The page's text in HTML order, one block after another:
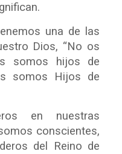
una de las
Dios, “No os
somos hijos de
somos Hijos de
en nuestras
conscientes,
del Reino de